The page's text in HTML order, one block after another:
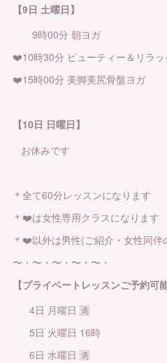
【9日 土曜日】
9時00分 朝ヨガ
❤️10時30分 ビューティー＆リラ
❤️15時00分 美脚美尻骨盤ヨガ
【10日 日曜日】
お休みです
＊全て60分レッスンになります
＊❤️は女性専用クラスになります
＊❤️以外は男性(ご紹介・女性同伴
〜・〜・〜・〜・〜・
【プライベートレッスンご予約可
4日 月曜日 🈵
5日 火曜日 16時
6日 水曜日 🈵